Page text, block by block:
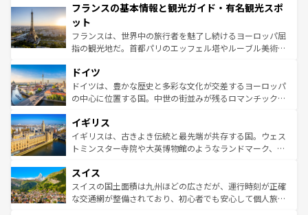
ませてくれるイタリアで、忘れられない旅をしてみよう！
なお、新着のイタリア情報は
しい。
文化が根付くこの国では、情熱的なフラメンコ、熱気あふ
れる闘牛、そして美味しいタパスが生活の一部となってい
る。首都マドリードの洗練された雰囲気や、バルセロナの
アートに溢れた街角から、地方では古代ローマ遺跡や中世
せる。地方によって風土や気候が異なるスペインはその個
性で訪れる人を魅了する。 なお、新着のスペイン情報は コ
ンテンツ一覧を参照してほしい。
フランスの基本情報と観光ガイド・有名観光スポ
ット
フランスは、世界中の旅行者を魅了し続けるヨーロッパ屈
指の観光地だ。首都パリのエッフェル塔やルーブル美術館
で、幅広い魅力が詰まっている。華麗な宮殿、歴史的な大
聖堂、美しいビーチ、そして豊かな自然が、訪れる者を心
から魅了する。また、フランスは美食の国としても知ら
いる。シャンパンの発祥地であるランス、プロヴァンスの
香り高いラベンダー畑など、多彩な楽しみ方が可能だ。さ
らに、パリ以外の地域にも魅力が溢れており、どの街角に
れる地方に足を運ぶとそれぞれで全く異なる文化を体験で
きるだろう。 なお、新着のフランス情報はコンテンツ一覧
を参照してほしい。
ドイツ
ドイツは、豊かな歴史と多彩な文化が交差するヨーロッパ
の中心に位置する国。中世の街並みが残るロマンチック街
顔を持つこの国は、どこを歩いても飽きることがない。ベ
ルリンの文化的活気、バイエルン州のアルプスの絶景、そ
してライン川沿いのワイン畑といった風景は必見。ビール
は、お酒好きな人にはぜひ体験してほしい。 なお、新着の
ドイツ情報はコンテンツ一覧を参照してほしい。
イギリス
イギリスは、古きよき伝統と最先端が共存する国。ウェス
トミンスター寺院や大英博物館のようなランドマーク、歴
リアごとに異なる魅力がある。また、優雅なアフタヌーン
ティー、ビール好きにはたまらない英国パブ、サッカー観
戦など、本場だからこそできる体験も豊富。イギリスを旅
スイス
スイスの国土面積は九州ほどの広さだが、運行時刻が正確
な交通網が整備されており、初心者でも安心して個人旅行